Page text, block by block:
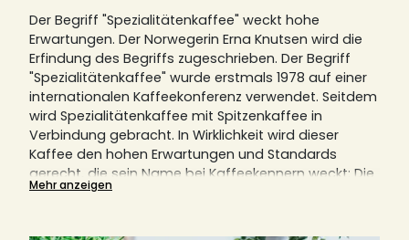
Der Begriff "Spezialitätenkaffee" weckt hohe
Erwartungen. Der Norwegerin Erna Knutsen wird die
Erfindung des Begriffs zugeschrieben. Der Begriff
"Spezialitätenkaffee" wurde erstmals 1978 auf einer
internationalen Kaffeekonferenz verwendet. Seitdem
wird Spezialitätenkaffee mit Spitzenkaffee in
Verbindung gebracht. In Wirklichkeit wird dieser
Kaffee den hohen Erwartungen und Standards
gerecht, die sein Name bei Kaffeekennern weckt: Die
Bohnen werden in einer klar definierten,
Mehr anzeigen